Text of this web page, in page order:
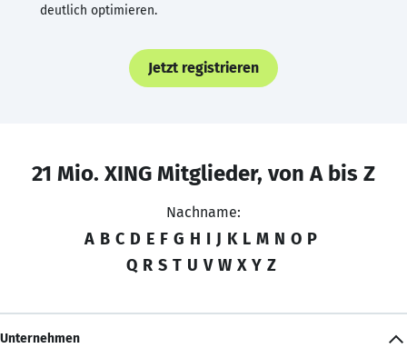
deutlich optimieren.
Jetzt registrieren
21 Mio. XING Mitglieder, von A bis Z
Nachname:
A B C D E F G H I J K L M N O P
Q R S T U V W X Y Z
Unternehmen